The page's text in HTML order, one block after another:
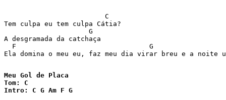
                         C
Tem culpa eu tem culpa Cátia?
                     G
A desgramada da catchaça
F                                 G
Ela domina o meu eu, faz meu dia virar breu e a noite
Meu Gol de Placa
Tom: C
Intro: C G Am F G